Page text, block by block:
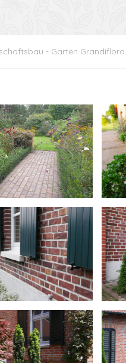
- Garten Grandiflora